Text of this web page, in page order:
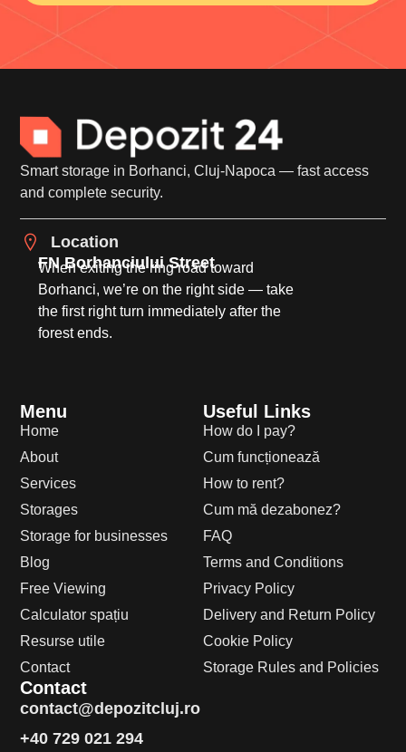
Smart storage in Borhanci, Cluj-Napoca — fast access
and complete security.
Location
FN Borhanciului Street
When exiting the ring road toward
Borhanci, we’re on the right side — take
the first right turn immediately after the
forest ends.
Menu
Home
About
Services
Storages
Storage for businesses
Blog
Free Viewing
Calculator spațiu
Resurse utile
Contact
Useful Links
How do I pay?
Cum funcționează
How to rent?
Cum mă dezabonez?
FAQ
Terms and Conditions
Privacy Policy
Delivery and Return Policy
Cookie Policy
Storage Rules and Policies
Contact
contact@depozitcluj.ro
+40 729 021 294